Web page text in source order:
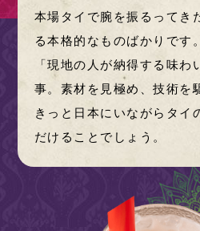
本場タイで腕を振るってき
る本格的なものばかりです
「現地の人が納得する味わ
事。素材を見極め、技術を
きっと日本にいながらタイ
だけることでしょう。